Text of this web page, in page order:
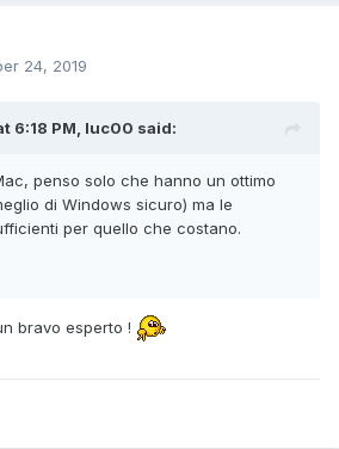
24, 2019
6:18 PM, luc00 said:
penso solo che hanno un ottimo
di Windows sicuro) ma le
per quello che costano.
bravo esperto !